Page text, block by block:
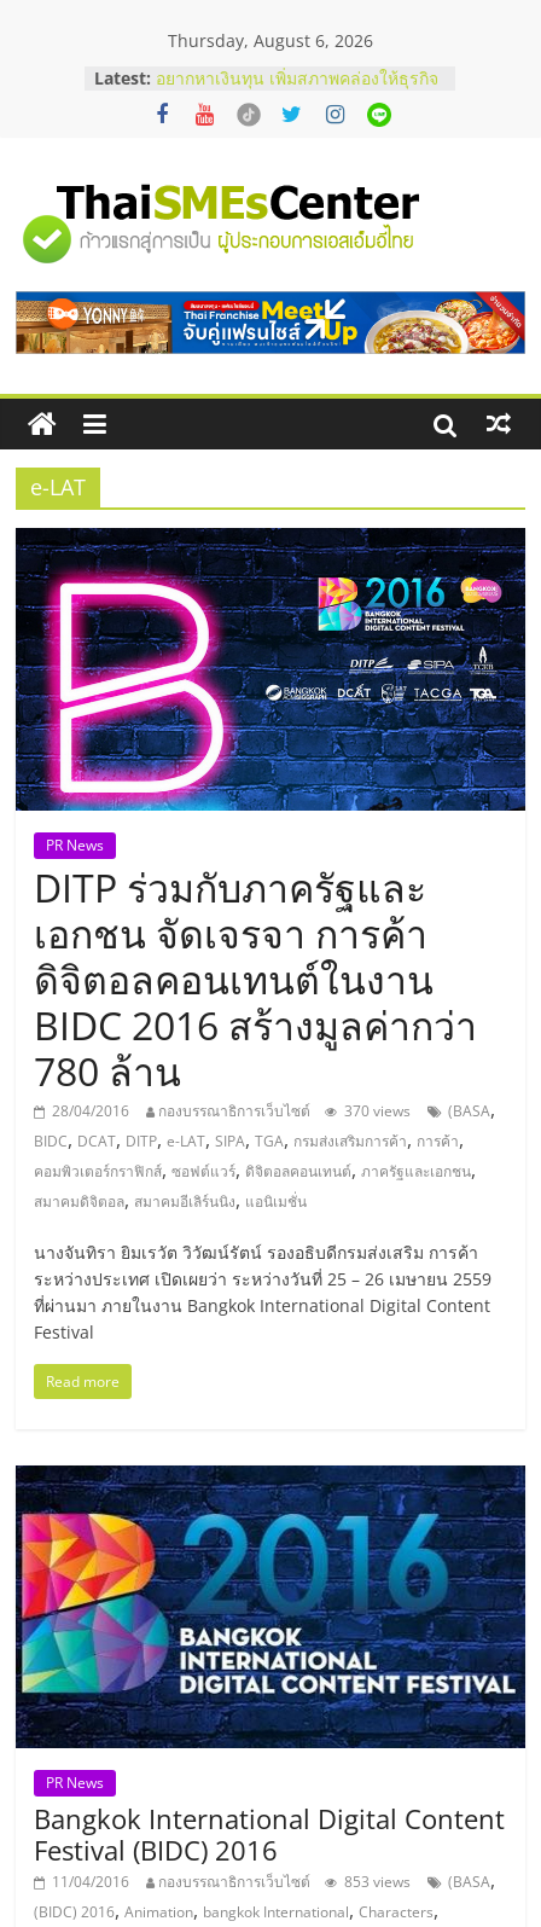
Thursday, August 6, 2026
Latest: อยากหาเงินทุน เพิ่มสภาพคล่องให้ธุรกิจ
เริ่มยังไงให้ผ่านฉลุย
สัมมนาออนไลน์ โอกาสบริหารสถานี
ThaiFranchise Meet Up จับคู่แฟรน
ไชส์ ครั้งที่ 8
ร้านเครื่องเสียงคุณภาพสูง พร้อม
บริษัท Cybersecurity ในไทยที่ไหนดี?
วิธีเลือกผู้ให้บริการให้คุ้มค่าและตอบ
โจทย์ธุรกิจ
"ศูนย์
รวม
ข้อมูล
ธุรกิจ
SME
แห่ง
ประเทศไทย,
ThaiSMEsCenter,
รวม
ธุรกิจ
เอ
ส
เอ็
มอี
ไทย,
SMEs,
แฟ
รน
ที่
ปรึกษา
แฟ
รน
ไชส์,
รวม
แฟ
e-LAT
PR News
DITP ร่วมกับภาครัฐและ
เอกชน จัดเจรจา การค้า
ดิจิตอลคอนเทนต์ในงาน
BIDC 2016 สร้างมูลค่ากว่า
780 ล้าน
28/04/2016 กองบรรณาธิการเว็บไซต์ 370 views (BASA,
BIDC, DCAT, DITP,e-LAT,SIPA,TGA, กรมส่งเสริมการค้า, การค้า,
คอมพิวเตอร์กราฟิกส์,ซอฟต์แวร์, ดิจิตอลคอนเทนต์,ภาครัฐและเอกชน,
สมาคมดิจิตอล, สมาคมอีเลิร์นนิง, แอนิเมชั่น
นางจันทิรา ยิมเรวัต วิวัฒน์รัตน์ รองอธิบดีกรมส่งเสริม การค้า
ระหว่างประเทศ เปิดเผยว่า ระหว่างวันที่ 25 – 26 เมษายน 2559
ที่ผ่านมา ภายในงาน Bangkok International Digital Content
Festival
Read more
PR News
Bangkok International Digital Content
Festival (BIDC) 2016
11/04/2016 กองบรรณาธิการเว็บไซต์ 853 views (BASA,
(BIDC) 2016,Animation, bangkok International,Characters,